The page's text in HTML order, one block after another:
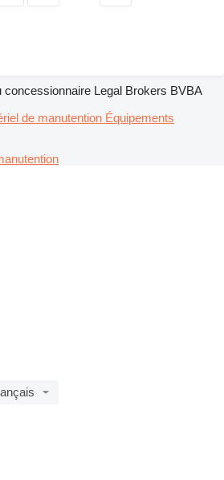
concessionnaire Legal Brokers BVBA
de manutention Équipements